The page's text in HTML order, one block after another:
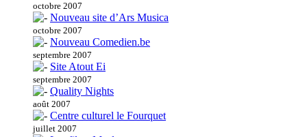
octobre 2007
Nouveau site d’Ars Musica
octobre 2007
Nouveau Comedien.be
septembre 2007
Site Atout Ei
septembre 2007
Quality Nights
août 2007
Centre culturel le Fourquet
juillet 2007